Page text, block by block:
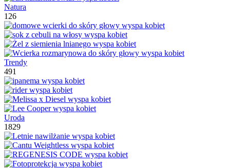
Natura
126
Trendy
491
Uroda
1829